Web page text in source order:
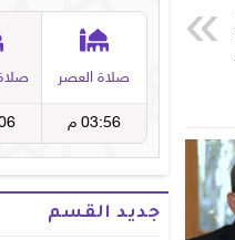
جديد القسم